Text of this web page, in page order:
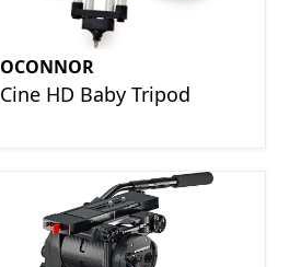
OCONNOR
Cine HD Baby Tripod